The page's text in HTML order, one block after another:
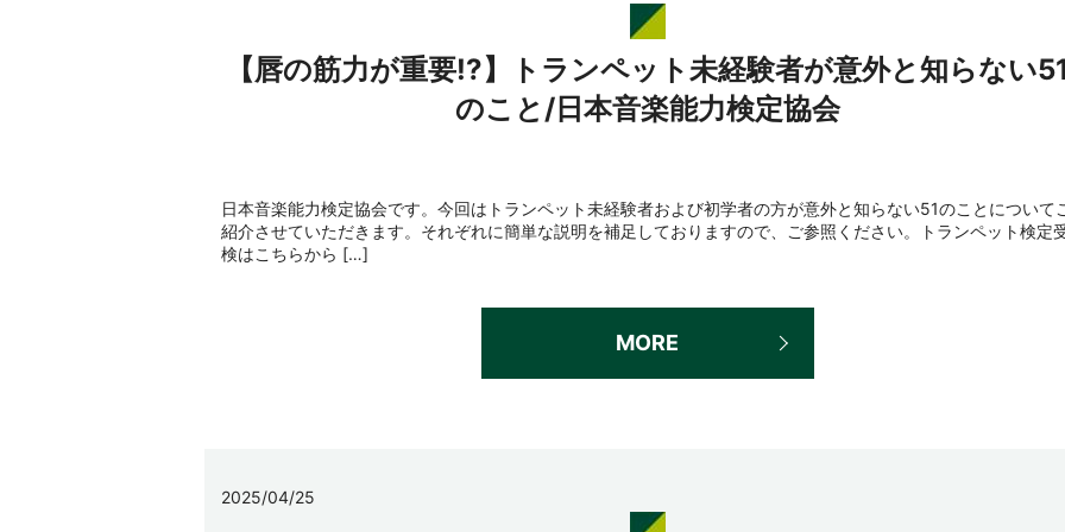
【唇の筋力が重要!?】トランペット未経験者が意外と知らない51
のこと/日本音楽能力検定協会
日本音楽能力検定協会です。今回はトランペット未経験者および初学者の方が意外と知らない51のことについて
紹介させていただきます。それぞれに簡単な説明を補足しておりますので、ご参照ください。トランペット検定
検はこちらから […]
MORE
2025/04/25